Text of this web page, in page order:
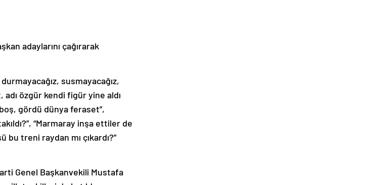
adaylarını çağırarak
susmayacağız,
adı özgür kendi figür yine aldı
gördü dünya feraset”,
“Marmaray inşa ettiler de
bu treni raydan mı çıkardı?”
Genel Başkanvekili Mustafa